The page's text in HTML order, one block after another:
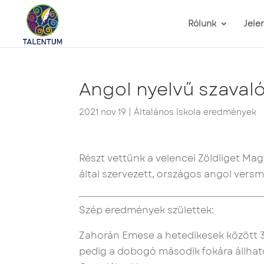
Rólunk
Angol nyelvű
2021 nov 19 |Általános iskola eredmények
Részt vettünk a velencei Zöldliget
által szervezett, országos angol
Szép eredmények születtek:
Zahorán Emese a hetedikesek között
pedig a dobogó második fokára